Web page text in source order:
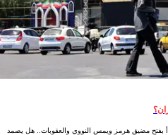
إيراني مؤقت لـ60 يومًا يبدأ بفتح مضيق هرمز ويمس النووي والعقوبات.. هل يصمد